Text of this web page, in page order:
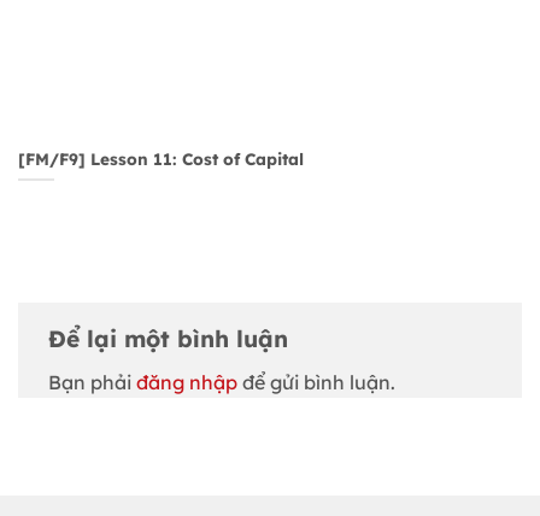
[FM/F9] Lesson 11: Cost of Capital
Để lại một bình luận
Bạn phải đăng nhập để gửi bình luận.